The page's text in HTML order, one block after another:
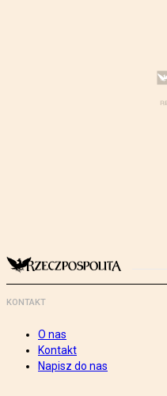
KONTAKT
O nas
Kontakt
Napisz do nas